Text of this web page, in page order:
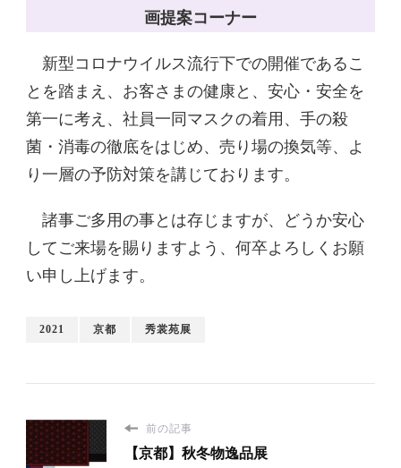
画提案コーナー
新型コロナウイルス流行下での開催であるこ
とを踏まえ、お客さまの健康と、安心・安全を
第一に考え、社員一同マスクの着用、手の殺
菌・消毒の徹底をはじめ、売り場の換気等、よ
り一層の予防対策を講じております。
諸事ご多用の事とは存じますが、どうか安心
してご来場を賜りますよう、何卒よろしくお願
い申し上げます。
2021 京都 秀裳苑展
前の記事
【京都】秋冬物逸品展